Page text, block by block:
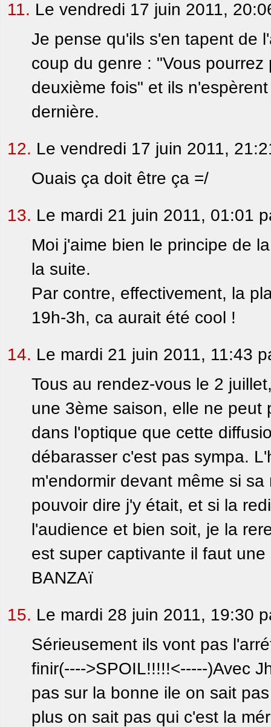
11. Le vendredi 17 juin 2011,
Je pense qu'ils s'en tapent de
coup du genre : "Vous
deuxième fois" et ils
dernière.
12. Le vendredi 17 juin 2011,
Ouais ça doit être ça =/
13. Le mardi 21 juin 2011, 01:01
Moi j'aime bien le principe de
la suite.
Par contre, effectivement, la
19h-3h, ca aurait été cool !
14. Le mardi 21 juin 2011, 11:43
Tous au rendez-vous le 2
une 3ème saison, elle ne peut
dans l'optique que cette
débarasser c'est pas sympa.
m'endormir devant même si
pouvoir dire j'y était, et si la
l'audience et bien soit, je la
est super captivante il faut une
BANZAï
15. Le mardi 28 juin 2011, 19:30
Sérieusement ils vont pas
finir(---->SPOIL!!!!!<-----)Avec
pas sur la bonne ile on sait
plus on sait pas qui c'est la